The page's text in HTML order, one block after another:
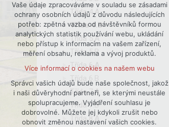
Třída 4.A
Třída 4.B
Třída 5.A
Třída 5.B
Třída 6.A
Třída 6.B
Třída 7.A
Třída 7.B
Třída 8.A
Technická cookies
nutná pro provozování webu
udržení kontextu stránek (session):
případná přihlášení, volby jazyka, apod.
Volitelná cookies
analytická pro anonymizované
vyhodnocení návštěvnosti
marketingová cookies (Google)
Více informací o cookies na našem webu
Vaše údaje zpracováváme v souladu se zásadami
ochrany osobních údajů z důvodu následujících
potřeb: zpětná vazba od návštěvníků formou
analytických statistik používání webu, ukládání
nebo přístup k informacím na vašem zařízení,
měření obsahu, reklama a vývoj produktů.
Více informací o cookies na našem webu
Správci vašich údajů bude naše společnost, jakož
i naši důvěryhodní partneři, se kterými neustále
spolupracujeme. Vyjádření souhlasu je
dobrovolné. Můžete jej kdykoli zrušit nebo
obnovit změnou nastavení vašich cookies.